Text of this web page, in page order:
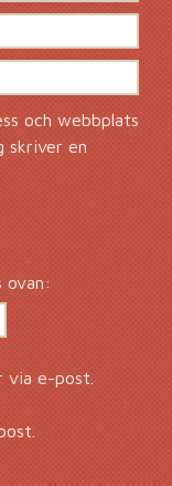
och webbplats
skriver en
ovan:
via e-post.